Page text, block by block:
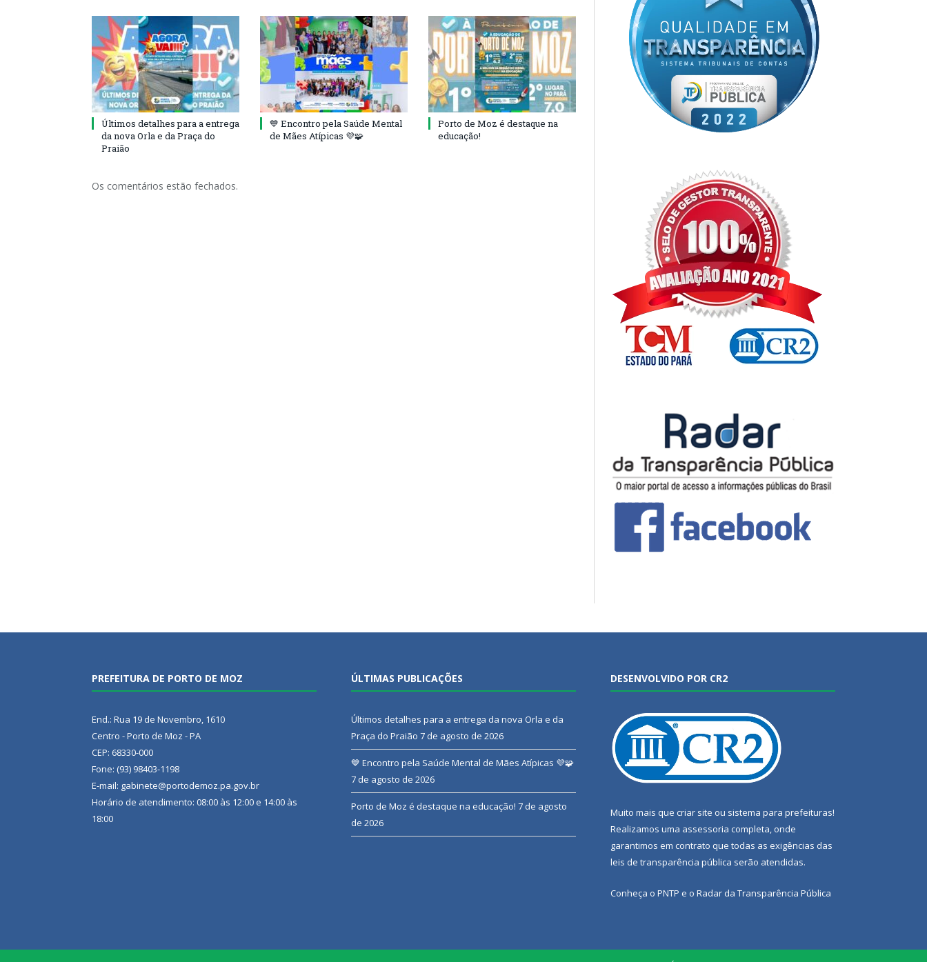
Últimos detalhes para a entrega
da nova Orla e da Praça do
Praião
💙 Encontro pela Saúde Mental
de Mães Atípicas 💜🧩
Porto de Moz é destaque na
educação!
Os comentários estão fechados.
PREFEITURA DE PORTO DE MOZ
End.: Rua 19 de Novembro, 1610
Centro - Porto de Moz - PA
CEP: 68330-000
Fone: (93) 98403-1198
E-mail: gabinete@portodemoz.pa.gov.br
Horário de atendimento: 08:00 às 12:00 e 14:00 às
18:00
ÚLTIMAS PUBLICAÇÕES
Últimos detalhes para a entrega da nova Orla e da
Praça do Praião 7 de agosto de 2026
💙 Encontro pela Saúde Mental de Mães Atípicas 💜🧩
7 de agosto de 2026
Porto de Moz é destaque na educação! 7 de agosto
de 2026
DESENVOLVIDO POR CR2
Muito mais que criar site ou sistema para prefeituras!
Realizamos uma assessoria completa, onde
garantimos em contrato que todas as exigências das
leis de transparência pública serão atendidas.
Conheça o PNTP e o Radar da Transparência Pública